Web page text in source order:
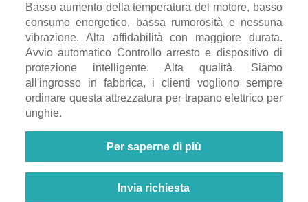
Basso aumento della temperatura del motore, basso
consumo energetico, bassa rumorosità e nessuna
vibrazione. Alta affidabilità con maggiore durata.
Avvio automatico Controllo arresto e dispositivo di
protezione intelligente. Alta qualità. Siamo
all'ingrosso in fabbrica, i clienti vogliono sempre
ordinare questa attrezzatura per trapano elettrico per
unghie.
Per saperne di più
Invia richiesta